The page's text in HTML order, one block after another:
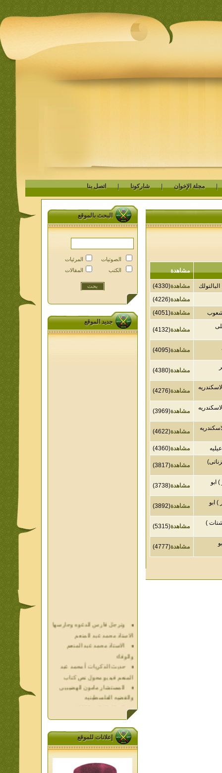
مجلة الإخوان | شاركونا | اتصل بنا
مشاهدة
مشاهدة(4330)
مشاهدة(4226)
مشاهدة(4051)
مشاهدة(4132)
مشاهدة(4095)
مشاهدة(4380)
مشاهدة(4276)
مشاهدة(3969)
مشاهدة(4622)
مشاهدة(4360)
مشاهدة(3817)
مشاهدة(3738)
مشاهدة(3892)
) مشاهدة(5315)
مشاهدة(4777)
البحث بالموقع
الصوتيات
الكتب
المرئيات
المقالات
جديد الموقع
الاستاذ محمد عبد المنعم
المنعم فيديو محول نص كتاب
والقضيه الفلسطينيه
العداله الغائبه ( الدرع الواقى )
خواطر الحج
الاخوان فى حرب فلسطين
حكايات من التراث الجزء الاول
من اعلام الاخوان المسلمين
إعلانات للموقع